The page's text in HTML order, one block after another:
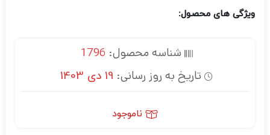
ویژگی های محصول:
شناسه محصول: 1796
تاریخ به روز رسانی: 19 دی 1403
ناموجود